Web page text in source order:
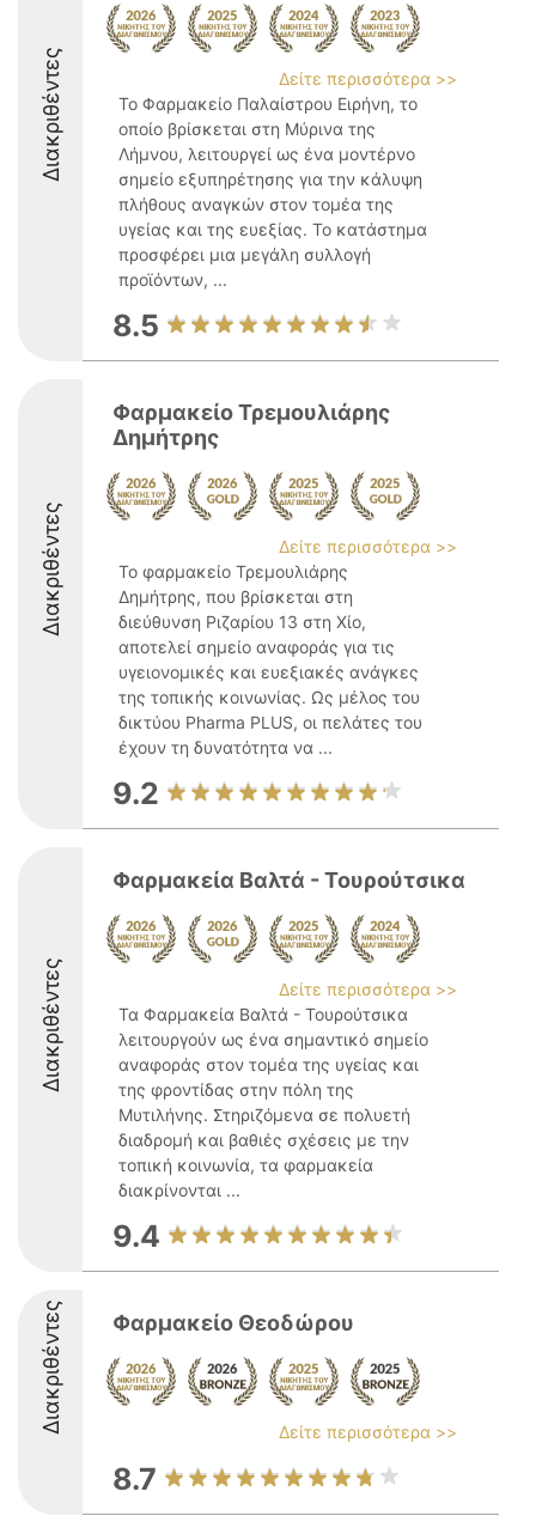
Διακριθέντες
Δείτε περισσότερα >>
Το Φαρμακείο Παλαίστρου Ειρήνη, το
οποίο βρίσκεται στη Μύρινα της
Λήμνου, λειτουργεί ως ένα μοντέρνο
σημείο εξυπηρέτησης για την κάλυψη
πλήθους αναγκών στον τομέα της
υγείας και της ευεξίας. Το κατάστημα
προσφέρει μια μεγάλη συλλογή
προϊόντων, ...
8.5
Διακριθέντες
Φαρμακείο Τρεμουλιάρης
Δημήτρης
Δείτε περισσότερα >>
Το φαρμακείο Τρεμουλιάρης
Δημήτρης, που βρίσκεται στη
διεύθυνση Ριζαρίου 13 στη Χίο,
αποτελεί σημείο αναφοράς για τις
υγειονομικές και ευεξιακές ανάγκες
της τοπικής κοινωνίας. Ως μέλος του
δικτύου Pharma PLUS, οι πελάτες του
έχουν τη δυνατότητα να ...
9.2
Διακριθέντες
Φαρμακεία Βαλτά - Τουρούτσικα
Δείτε περισσότερα >>
Τα Φαρμακεία Βαλτά - Τουρούτσικα
λειτουργούν ως ένα σημαντικό σημείο
αναφοράς στον τομέα της υγείας και
της φροντίδας στην πόλη της
Μυτιλήνης. Στηριζόμενα σε πολυετή
διαδρομή και βαθιές σχέσεις με την
τοπική κοινωνία, τα φαρμακεία
διακρίνονται ...
9.4
Διακριθέντες Φαρμακείο Θεοδώρου
Δείτε περισσότερα >>
8.7